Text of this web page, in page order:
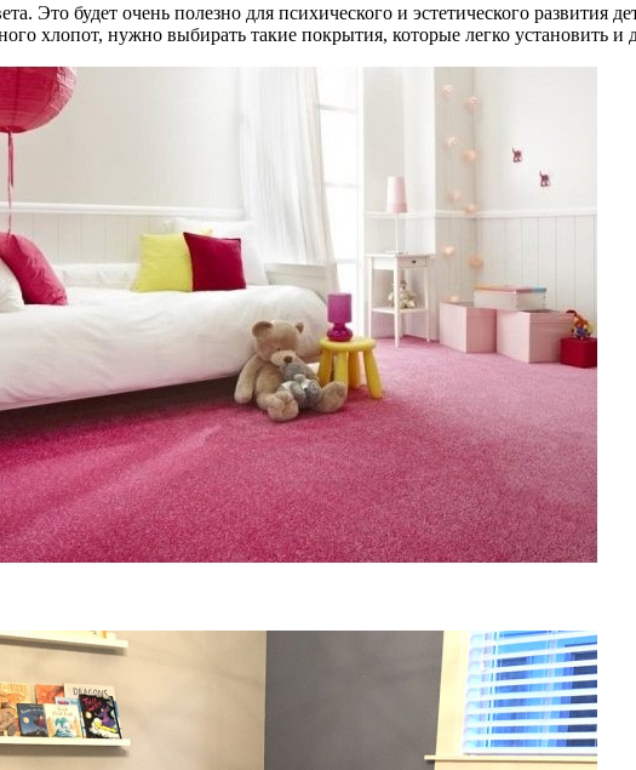
Это будет очень полезно для психического и эстетического развития
хлопот, нужно выбирать такие покрытия, которые легко установить и